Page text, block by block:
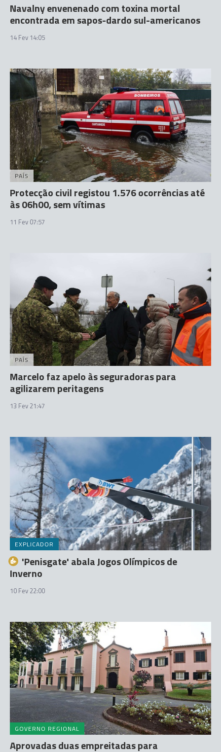
Navalny envenenado com toxina mortal
encontrada em sapos-dardo sul-americanos
14 Fev 14:05
PAÍS
Protecção civil registou 1.576 ocorrências até
às 06h00, sem vítimas
11 Fev 07:57
PAÍS
Marcelo faz apelo às seguradoras para
agilizarem peritagens
13 Fev 21:47
EXPLICADOR
'Penisgate' abala Jogos Olímpicos de
Inverno
10 Fev 22:00
GOVERNO REGIONAL
Aprovadas duas empreitadas para